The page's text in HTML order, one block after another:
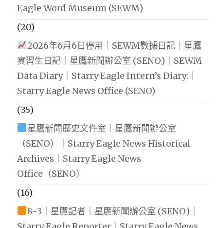
Eagle Word Museum (SEWM)
(20)
2026年6月6日停用｜SEWM數據日記｜星鷹
實習生日記｜星鷹新聞辦公室 (SENO)｜SEWM
Data Diary｜Starry Eagle Intern’s Diary:｜
Starry Eagle News Office (SENO)
(35)
星鷹新聞歷史文件室｜星鷹新聞辦公室
（SENO）｜Starry Eagle News Historical
Archives｜Starry Eagle News
Office（SENO）
(16)
8-3｜星鷹記者｜星鷹新聞辦公室 (SENO)｜